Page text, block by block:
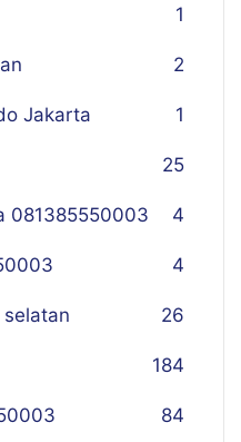
1
2
Jakarta 1
25
081385550003 4
4
26
184
84